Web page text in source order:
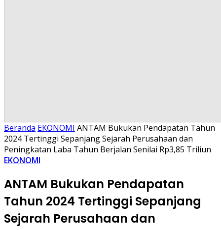
Beranda EKONOMI ANTAM Bukukan Pendapatan Tahun
2024 Tertinggi Sepanjang Sejarah Perusahaan dan
Peningkatan Laba Tahun Berjalan Senilai Rp3,85 Triliun
EKONOMI
ANTAM Bukukan Pendapatan
Tahun 2024 Tertinggi Sepanjang
Sejarah Perusahaan dan